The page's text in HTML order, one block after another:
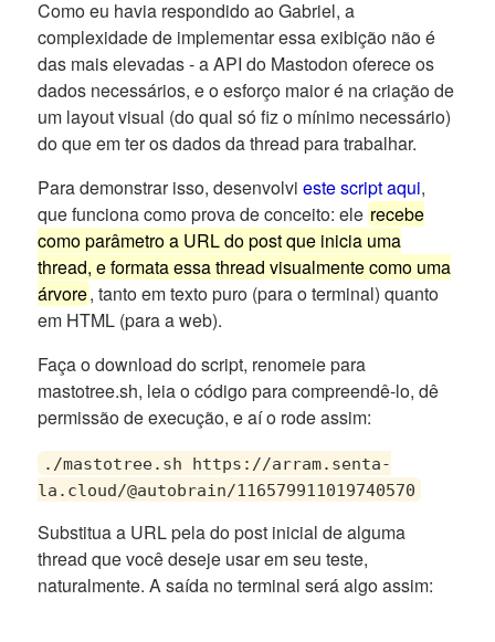
Como eu havia respondido ao Gabriel, a
complexidade de implementar essa exibição não é
das mais elevadas - a API do Mastodon oferece os
dados necessários, e o esforço maior é na criação de
um layout visual (do qual só fiz o mínimo necessário)
do que em ter os dados da thread para trabalhar.
Para demonstrar isso, desenvolvi este script aqui,
que funciona como prova de conceito: ele recebe
como parâmetro a URL do post que inicia uma
thread, e formata essa thread visualmente como uma
árvore, tanto em texto puro (para o terminal) quanto
em HTML (para a web).
Faça o download do script, renomeie para
mastotree.sh, leia o código para compreendê-lo, dê
permissão de execução, e aí o rode assim:
./mastotree.sh https://arram.senta-
la.cloud/@autobrain/116579911019740570
Substitua a URL pela do post inicial de alguma
thread que você deseje usar em seu teste,
naturalmente. A saída no terminal será algo assim: